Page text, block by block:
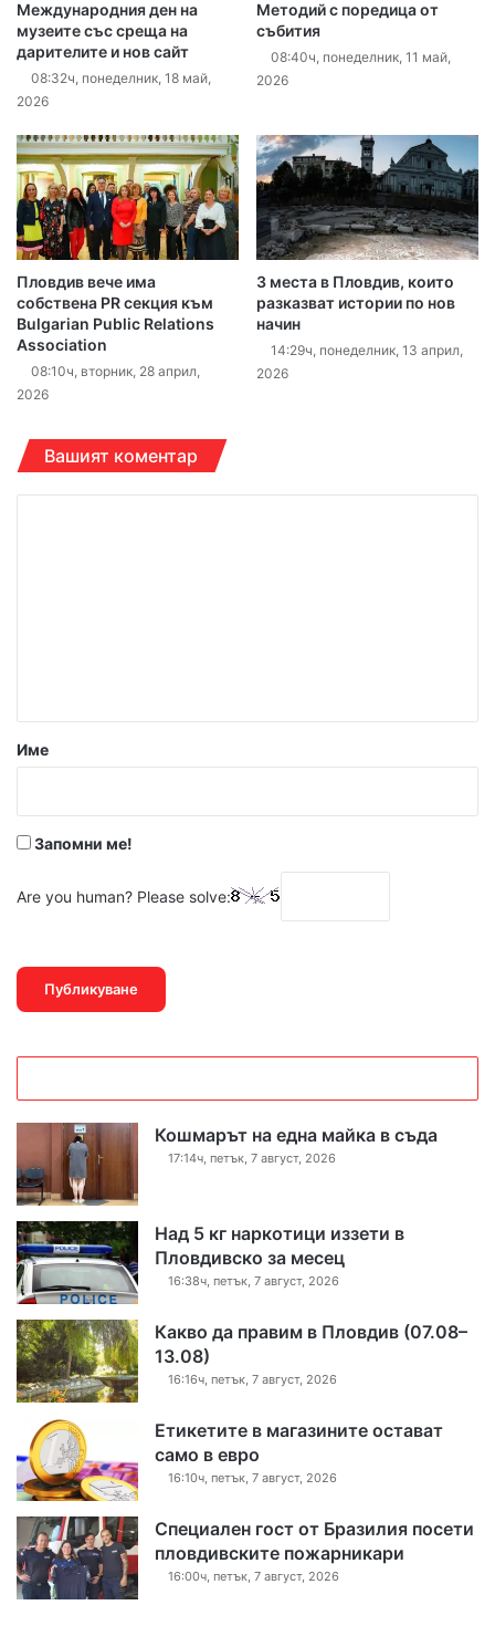
Международния ден на
музеите със среща на
дарителите и нов сайт
08:32ч, понеделник, 18 май,
2026
Методий с поредица от
събития
08:40ч, понеделник, 11 май,
2026
Пловдив вече има
собствена PR секция към
Bulgarian Public Relations
Association
08:10ч, вторник, 28 април,
2026
3 места в Пловдив, които
разказват истории по нов
начин
14:29ч, понеделник, 13 април,
2026
Вашият коментар
р
Име
Запомни ме!
Are you human? Please solve:
Кошмарът на една майка в съда
17:14ч, петък, 7 август, 2026
Над 5 кг наркотици иззети в
Пловдивско за месец
16:38ч, петък, 7 август, 2026
Какво да правим в Пловдив (07.08–
13.08)
16:16ч, петък, 7 август, 2026
Етикетите в магазините остават
само в евро
16:10ч, петък, 7 август, 2026
Специален гост от Бразилия посети
пловдивските пожарникари
16:00ч, петък, 7 август, 2026